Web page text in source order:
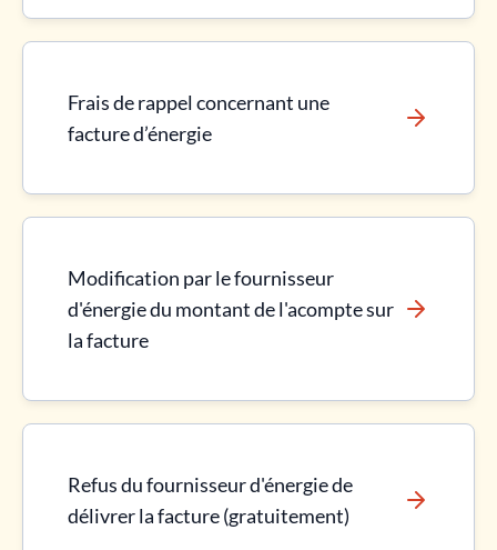
Frais de rappel concernant une
facture d’énergie
Modification par le fournisseur
d'énergie du montant de l'acompte sur
la facture
Refus du fournisseur d'énergie de
délivrer la facture (gratuitement)